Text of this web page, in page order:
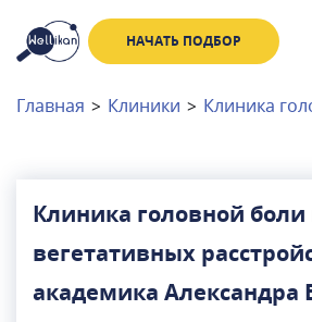
НАЧАТЬ ПОДБОР
Доктора
Клиники
Московская область
Главная > Клиники >
Клиника головной боли
вегетативных
академика Александра